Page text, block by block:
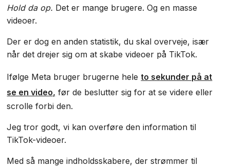
Hold da op. Det er mange brugere. Og en masse
videoer.
Der er dog en anden statistik, du skal overveje, især
når det drejer sig om at skabe videoer på TikTok.
Ifølge Meta bruger brugerne hele to sekunder på at
se en video, før de beslutter sig for at se videre eller
scrolle forbi den.
Jeg tror godt, vi kan overføre den information til
TikTok-videoer.
Med så mange indholdsskabere, der strømmer til